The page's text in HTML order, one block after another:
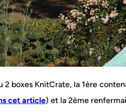
2 boxes KnitCrate, la 1ère
cet article) et la 2ème